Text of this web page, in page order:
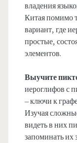
владения
Китая помимо
вариант, где
простые,
элементов.
Выучите
иероглифов с
– ключи к
Изучая
видеть в них
запоминать их